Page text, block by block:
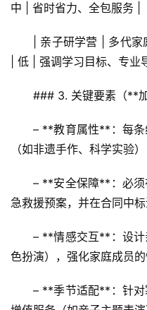
二
文
中 | 省时省力、全包服务 |
| 亲子研学营 | 多代
| 低 | 强调学习目标、专业
### 3. 关键要素（**
– **教育属性**：每条
（如非遗手作、科学实验
– **安全保障**：必须
急救援预案，并在合同中
– **情感交互**：设计
色扮演），强化家庭成员
– **季节适配**：针对